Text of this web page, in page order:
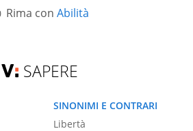
Rima con Abilità
SAPERE
SINONIMI E CONTRARI
Libertà